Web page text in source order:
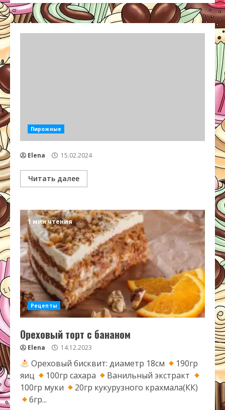
Пирожные
Elena 15.02.2024
Читать далее
1 мин чтения
Рецепты
Ореховый торт с бананом
Elena 14.12.2023
Ореховый бисквит: диаметр 18см
190гр
яиц
100гр сахара
Ванильный экстракт
100гр муки
20гр кукурузного крахмала(КК)
6гр...